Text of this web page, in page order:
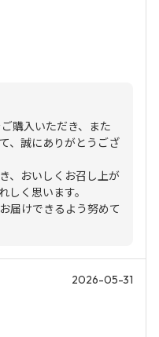
購入いただき、また
、誠にありがとうござ
、おいしくお召し上が
しく思います。
届けできるよう努めて
2026-05-31